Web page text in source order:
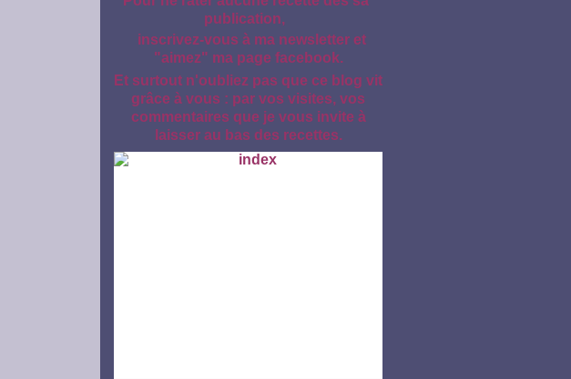
publication,
inscrivez-vous à ma newsletter et
"aimez" ma page facebook.
Et surtout n'oubliez pas que ce blog vit
grâce à vous : par vos visites, vos
commentaires que je vous invite à
laisser au bas des recettes.